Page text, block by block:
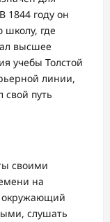
1844 году он
школу, где
высшее
учебы Толстой
линии,
путь
своими
на
окружающий
слушать